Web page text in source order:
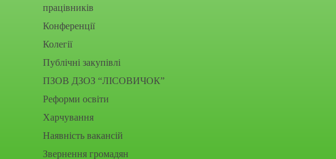
працівників
Конференції
Колегії
Публічні закупівлі
ПЗОВ ДЗОЗ “ЛІСОВИЧОК”
Реформи освіти
Харчування
Наявність вакансій
Звернення громадян